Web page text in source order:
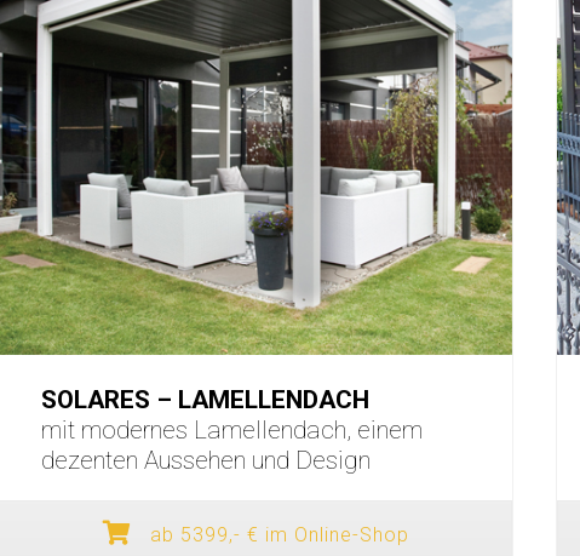
SOLARES – LAMELLENDACH
mit modernes Lamellendach, einem
dezenten Aussehen und Design
ab 5399,- € im Online-Shop